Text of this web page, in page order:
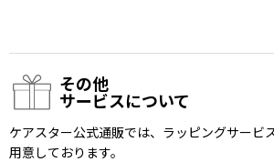
その他
サービスについて
ケアスター公式通販では、ラッピングサービ
用意しております。